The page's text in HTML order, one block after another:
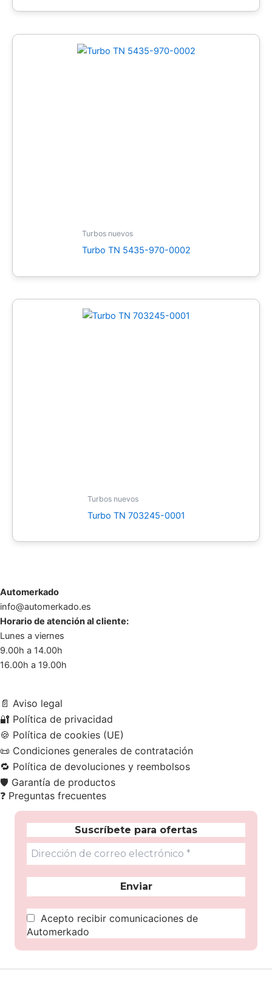
Turbos nuevos
Turbo TN 5435-970-0002
Turbos nuevos
Turbo TN 703245-0001
Automerkado
info@automerkado.es
Horario de atención al cliente:
Lunes a viernes
9.00h a 14.00h
16.00h a 19.00h
📄 Aviso legal
🔐 Política de privacidad
🍪 Política de cookies (UE)
📜 Condiciones generales de contratación
🔁 Política de devoluciones y reembolsos
🛡️ Garantía de productos
❓ Preguntas frecuentes
Suscríbete para ofertas
Acepto recibir comunicaciones de
Automerkado